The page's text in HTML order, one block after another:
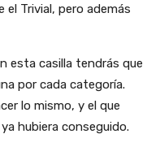
el Trivial, pero además
esta casilla tendrás que
por cada categoría.
lo mismo, y el que
hubiera conseguido.